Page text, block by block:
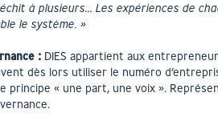
à plusieurs… Les expériences de
le système. »
: DIES appartient aux
dès lors utiliser le numéro
principe « une part, une voix ».